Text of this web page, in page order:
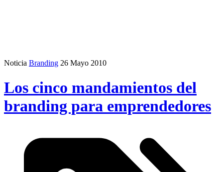
Noticia Branding 26 Mayo 2010
Los cinco mandamientos del
branding para emprendedores